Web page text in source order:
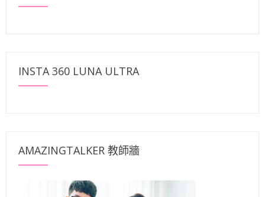
INSTA 360 LUNA ULTRA
AMAZINGTALKER 教師牆